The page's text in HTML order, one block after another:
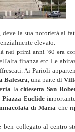
la sua notorietà al
elevato.
nei primi anni '60 era
finanza etc. Le
Ai Parioli
Balestra, una parte di
lachiesetta San
Piazza Euclide
di Maria che
collegato al centro